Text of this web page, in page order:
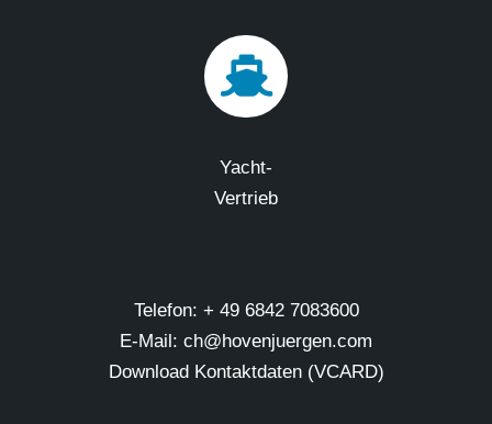
Yacht-
Vertrieb
Telefon: + 49 6842 7083600
E-Mail: ch@hovenjuergen.com
Download Kontaktdaten (VCARD)